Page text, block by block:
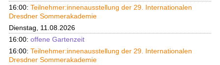
16:00: Teilnehmer:innenausstellung der 29. Internationalen
Dresdner Sommerakademie
Dienstag, 11.08.2026
16:00: offene Gartenzeit
16:00: Teilnehmer:innenausstellung der 29. Internationalen
Dresdner Sommerakademie